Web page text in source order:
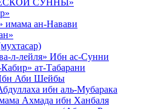
СУННЫ»
имама ан-Навави
л-лейля» Ибн ас-Сунни
ат-Табарани
Аби Шейбы
ибн аль-Мубарака
Ахмада ибн Ханбаля